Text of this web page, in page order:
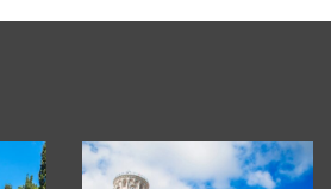
Det
skæve